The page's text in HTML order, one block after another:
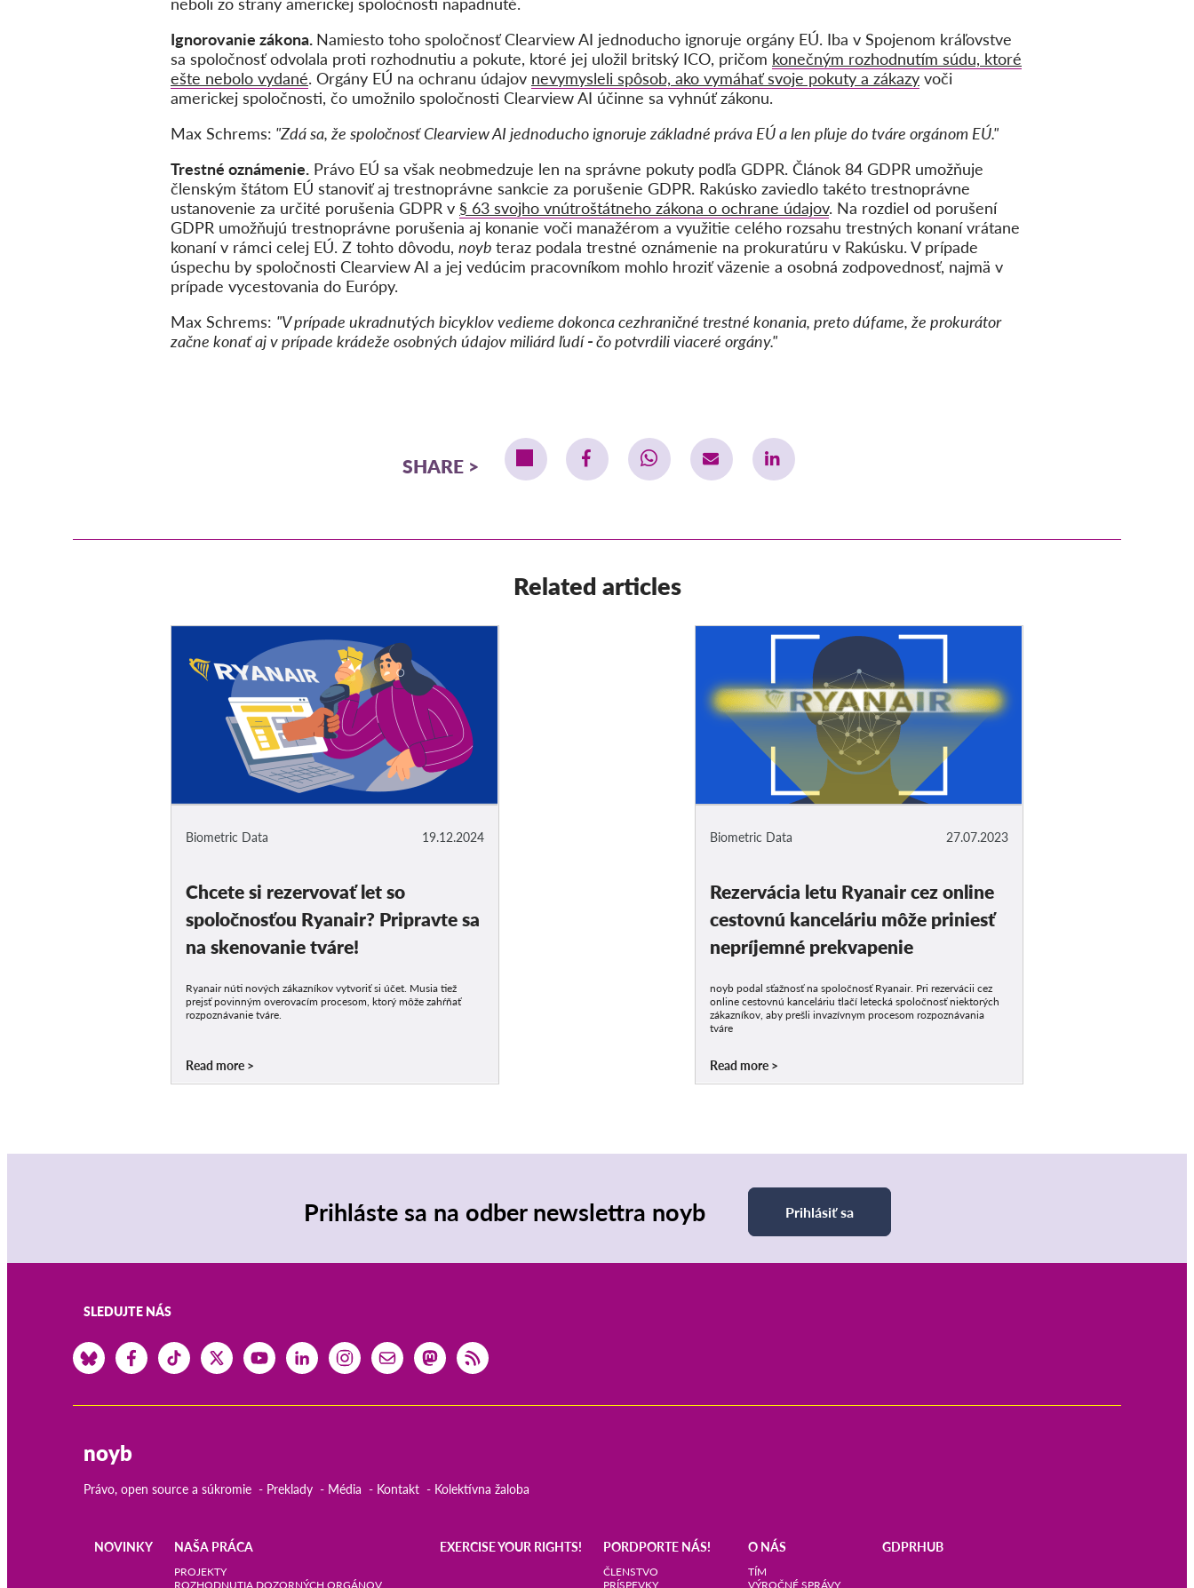
Ignorovanie zákona. Namiesto toho spoločnosť Clearview AI jednoducho ignoruje orgány EÚ. Iba v Spojenom kráľovstve
sa spoločnosť odvolala proti rozhodnutiu a pokute, ktoré jej uložil britský ICO, pričom konečným rozhodnutím súdu, ktoré
ešte nebolo vydané. Orgány EÚ na ochranu údajov nevymysleli spôsob, ako vymáhať svoje pokuty a zákazy voči
americkej spoločnosti, čo umožnilo spoločnosti Clearview AI účinne sa vyhnúť zákonu.
Max Schrems: "Zdá sa, že spoločnosť Clearview AI jednoducho ignoruje základné práva EÚ a len pľuje do tváre orgánom EÚ."
Trestné oznámenie. Právo EÚ sa však neobmedzuje len na správne pokuty podľa GDPR. Článok 84 GDPR umožňuje
členským štátom EÚ stanoviť aj trestnoprávne sankcie za porušenie GDPR. Rakúsko zaviedlo takéto trestnoprávne
ustanovenie za určité porušenia GDPR v § 63 svojho vnútroštátneho zákona o ochrane údajov. Na rozdiel od porušení
GDPR umožňujú trestnoprávne porušenia aj konanie voči manažérom a využitie celého rozsahu trestných konaní vrátane
konaní v rámci celej EÚ. Z tohto dôvodu, noyb teraz podala trestné oznámenie na prokuratúru v Rakúsku. V prípade
úspechu by spoločnosti Clearview AI a jej vedúcim pracovníkom mohlo hroziť väzenie a osobná zodpovednosť, najmä v
prípade vycestovania do Európy.
Max Schrems: "V prípade ukradnutých bicyklov vedieme dokonca cezhraničné trestné konania, preto dúfame, že prokurátor
začne konať aj v prípade krádeže osobných údajov miliárd ľudí-čo potvrdili viaceré orgány."
SHARE
Related articles
19.12.2024
Biometric Data
Chcete si rezervovať let so
spoločnosťou Ryanair? Pripravte sa
na skenovanie tváre!
Ryanair núti nových zákazníkov vytvoriť si účet. Musia tiež
prejsť povinným overovacím procesom, ktorý môže zahŕňať
rozpoznávanie tváre.
Read more
27.07.2023
Biometric Data
Rezervácia letu Ryanair cez online
cestovnú kanceláriu môže priniesť
nepríjemné prekvapenie
noyb podal sťažnosť na spoločnosť Ryanair. Pri rezervácii cez
online cestovnú kanceláriu tlačí letecká spoločnosť niektorých
zákazníkov, aby prešli invazívnym procesom rozpoznávania
tváre
Read more
Prihláste sa na odber newslettra noyb Prihlásiť sa
SLEDUJTE NÁS
noyb
Právo, open source a súkromie Preklady Média Kontakt Kolektívna žaloba
NOVINKY NAŠA PRÁCA
PROJEKTY
ROZHODNUTIA DOZORNÝCH ORGÁNOV
EXERCISE YOUR RIGHTS! PORDPORTE NÁS!
ČLENSTVO
PRÍSPEVKY
O NÁS
TÍM
VÝROČNÉ SPRÁVY
GDPRHUB